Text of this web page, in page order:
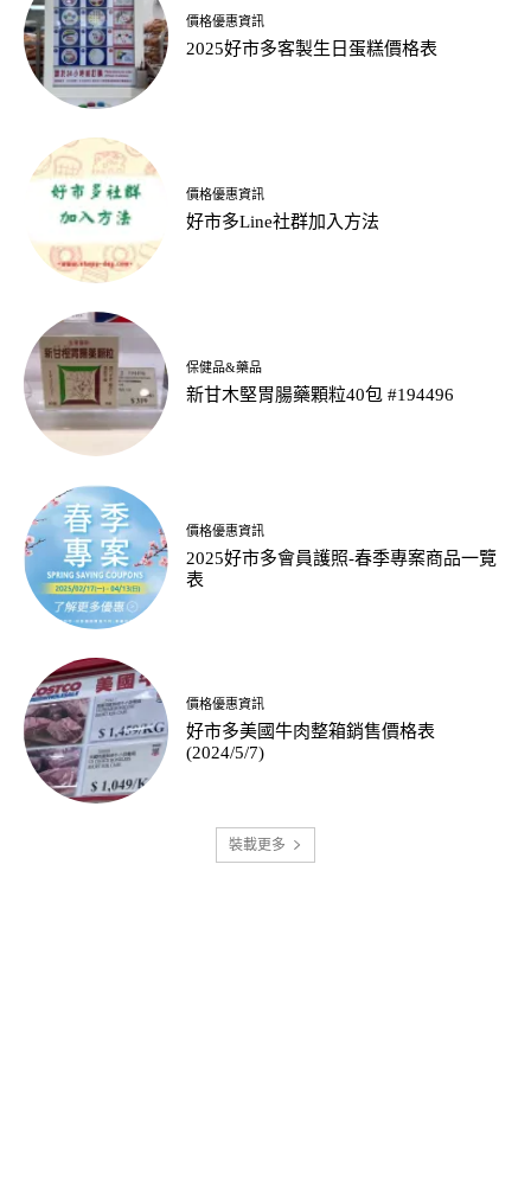
價格優惠資訊
2025好市多客製生日蛋糕價格表
價格優惠資訊
好市多Line社群加入方法
保健品&藥品
新甘木堅胃腸藥顆粒40包 #194496
價格優惠資訊
2025好市多會員護照-春季專案商品一覽
表
價格優惠資訊
好市多美國牛肉整箱銷售價格表
(2024/5/7)
裝載更多